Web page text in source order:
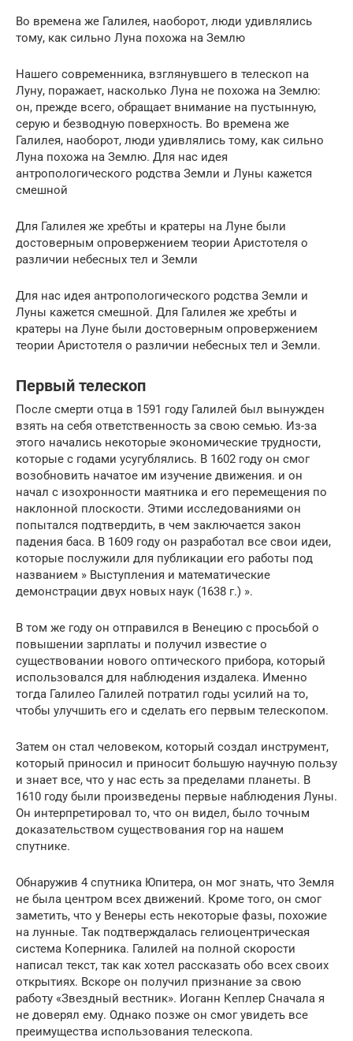
Во времена же Галилея, наоборот, люди удивлялись
тому, как сильно Луна похожа на Землю
Нашего современника, взглянувшего в телескоп на
Луну, поражает, насколько Луна не похожа на Землю:
он, прежде всего, обращает внимание на пустынную,
серую и безводную поверхность. Во времена же
Галилея, наоборот, люди удивлялись тому, как сильно
Луна похожа на Землю. Для нас идея
антропологического родства Земли и Луны кажется
смешной
Для Галилея же хребты и кратеры на Луне были
достоверным опровержением теории Аристотеля о
различии небесных тел и Земли
Для нас идея антропологического родства Земли и
Луны кажется смешной. Для Галилея же хребты и
кратеры на Луне были достоверным опровержением
теории Аристотеля о различии небесных тел и Земли.
Первый телескоп
После смерти отца в 1591 году Галилей был вынужден
взять на себя ответственность за свою семью. Из-за
этого начались некоторые экономические трудности,
которые с годами усугублялись. В 1602 году он смог
возобновить начатое им изучение движения. и он
начал с изохронности маятника и его перемещения по
наклонной плоскости. Этими исследованиями он
попытался подтвердить, в чем заключается закон
падения баса. В 1609 году он разработал все свои идеи,
которые послужили для публикации его работы под
названием » Выступления и математические
демонстрации двух новых наук (1638 г.) ».
В том же году он отправился в Венецию с просьбой о
повышении зарплаты и получил известие о
существовании нового оптического прибора, который
использовался для наблюдения издалека. Именно
тогда Галилео Галилей потратил годы усилий на то,
чтобы улучшить его и сделать его первым телескопом.
Затем он стал человеком, который создал инструмент,
который приносил и приносит большую научную пользу
и знает все, что у нас есть за пределами планеты. В
1610 году были произведены первые наблюдения Луны.
Он интерпретировал то, что он видел, было точным
доказательством существования гор на нашем
спутнике.
Обнаружив 4 спутника Юпитера, он мог знать, что Земля
не была центром всех движений. Кроме того, он смог
заметить, что у Венеры есть некоторые фазы, похожие
на лунные. Так подтверждалась гелиоцентрическая
система Коперника. Галилей на полной скорости
написал текст, так как хотел рассказать обо всех своих
открытиях. Вскоре он получил признание за свою
работу «Звездный вестник». Иоганн Кеплер Сначала я
не доверял ему. Однако позже он смог увидеть все
преимущества использования телескопа.